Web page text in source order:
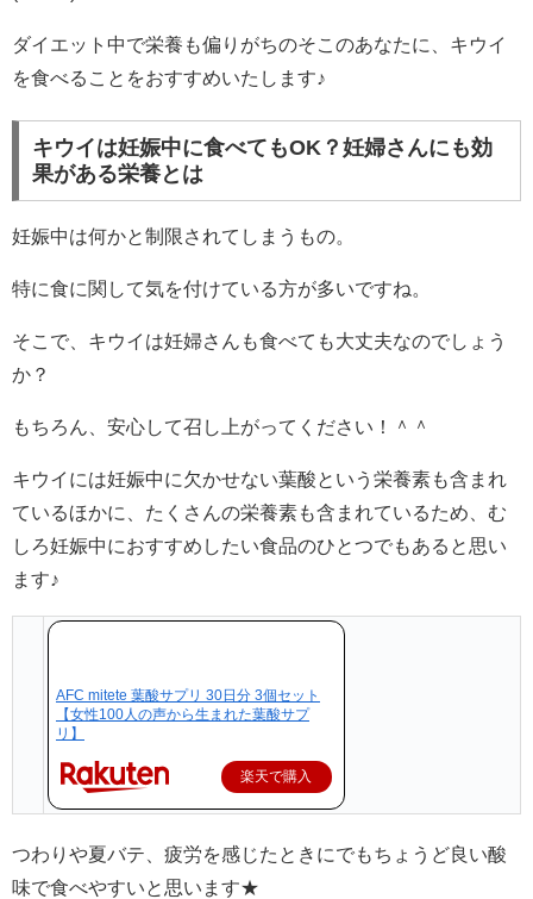
ダイエット中で栄養も偏りがちのそこのあなたに、キウイ
を食べることをおすすめいたします♪
キウイは妊娠中に食べてもOK？妊婦さんにも効
果がある栄養とは
妊娠中は何かと制限されてしまうもの。
特に食に関して気を付けている方が多いですね。
そこで、キウイは妊婦さんも食べても大丈夫なのでしょう
か？
もちろん、安心して召し上がってください！＾＾
キウイには妊娠中に欠かせない葉酸という栄養素も含まれ
ているほかに、たくさんの栄養素も含まれているため、む
しろ妊娠中におすすめしたい食品のひとつでもあると思い
ます♪
AFC mitete 葉酸サプリ 30日分 3個セット
【女性100人の声から生まれた葉酸サプ
リ】
楽天で購入
つわりや夏バテ、疲労を感じたときにでもちょうど良い酸
味で食べやすいと思います★